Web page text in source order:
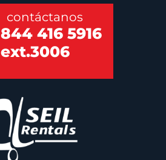
contáctanos
844 416 5916
ext.3006